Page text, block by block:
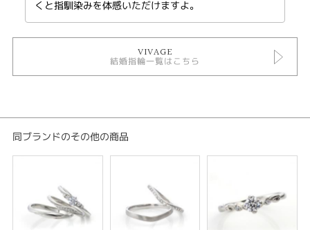
最も美しい恋の物語 ふたりで歩む ひとつの未来 それはいつまでもつづく 恋
くと指馴染みを体感いただけますよ。
VIVAGE
結婚指輪一覧はこちら
同ブランドのその他の商品